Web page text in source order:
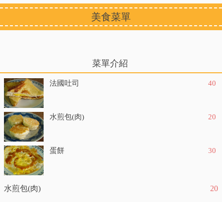
美食菜單
菜單介紹
法國吐司 40
水煎包(肉) 20
蛋餅 30
水煎包(肉) 20